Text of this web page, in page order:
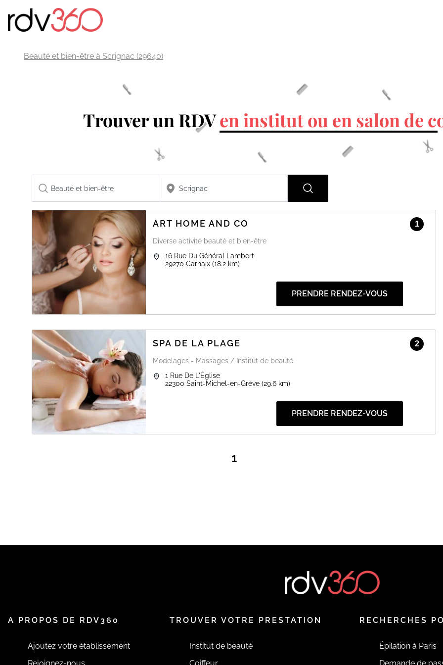
Beauté et bien-être à Scrignac (29640)
Trouver un RDVen institut ou en salon de
ART HOME AND CO 1
Diverse activité beauté et bien-être
16 Rue Du Général Lambert
29270 Carhaix (18.2 km)
PRENDRE RENDEZ-VOUS
SPA DE LA PLAGE 2
Modelages - Massages / Institut de beauté
1 Rue De L'Église
22300 Saint-Michel-en-Grève (29.6 km)
PRENDRE RENDEZ-VOUS
1
A PROPOS DE RDV360
Ajoutez votre établissement
TROUVER VOTRE PRESTATION
Institut de beauté
RECHERCHES
Épilation à Paris